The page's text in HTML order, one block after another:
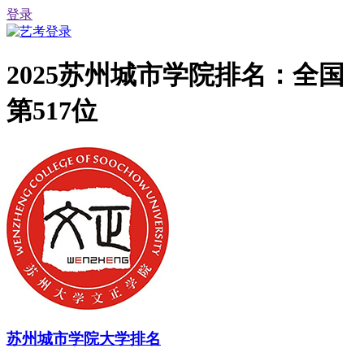
登录
2025苏州城市学院排名：全国
第517位
苏州城市学院大学排名